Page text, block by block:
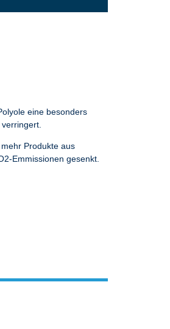
eine besonders
Produkte aus
Emmissionen gesenkt.